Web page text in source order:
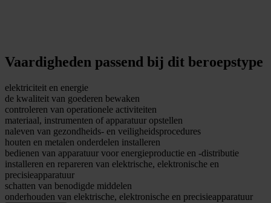
Vaardigheden passend bij dit beroepstype
elektriciteit en energie
de kwaliteit van goederen bewaken
controleren van operationele activiteiten
materiaal, instrumenten of apparatuur opstellen
naleven van gezondheids- en veiligheidsprocedures
houten en metalen onderdelen installeren
bedienen van apparatuur voor energieproductie en -distributie
installeren en repareren van elektrische, elektronische en
precisieapparatuur
schatten van benodigde middelen
onderhouden van elektrische, elektronische en precisieapparatuur